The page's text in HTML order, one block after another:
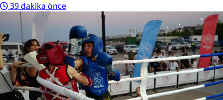
39 dakika önce